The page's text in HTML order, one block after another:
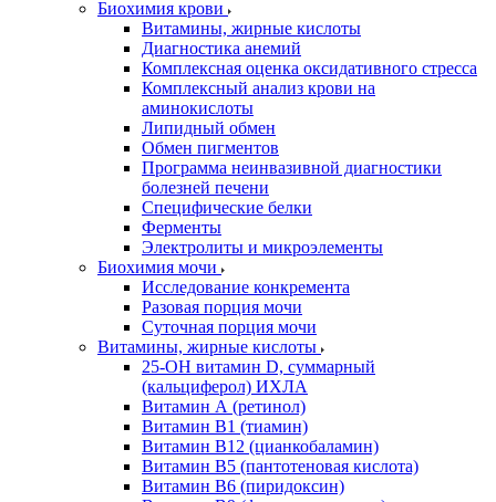
Биохимия крови
Витамины, жирные кислоты
Диагностика анемий
Комплексная оценка оксидативного стресса
Комплексный анализ крови на
аминокислоты
Липидный обмен
Обмен пигментов
Программа неинвазивной диагностики
болезней печени
Специфические белки
Ферменты
Электролиты и микроэлементы
Биохимия мочи
Исследование конкремента
Разовая порция мочи
Суточная порция мочи
Витамины, жирные кислоты
25-OH витамин D, суммарный
(кальциферол) ИХЛА
Витамин А (ретинол)
Витамин В1 (тиамин)
Витамин В12 (цианкобаламин)
Витамин В5 (пантотеновая кислота)
Витамин В6 (пиридоксин)